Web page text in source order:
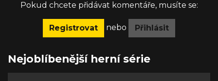
Pokud chcete přidávat komentáře, musíte se:
Registrovat nebo Přihlásit
Nejoblíbenější herní série